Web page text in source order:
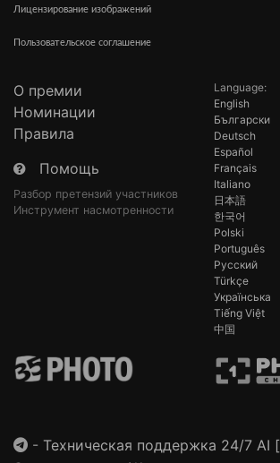
Лицензирование изображений
Пользовательское соглашение
О премии
Номинации
Правила
Помощь
Разбор претензий участников
Инструмент насмотренности
Language:
English
Български
Deutsch
Español
Français
Italiano
日本語
한국어
Polski
Português
Русский
Türkçe
Українська
Tiếng Việt
中国
- Техническая поддержка 24/7 AI